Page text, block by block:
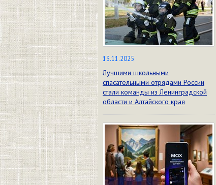
13.11.2025
Лучшими школьными
спасательными отрядами России
стали команды из Ленинградской
области и Алтайского края